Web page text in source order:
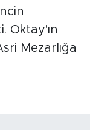
Oktay'ın
Mezarlığa